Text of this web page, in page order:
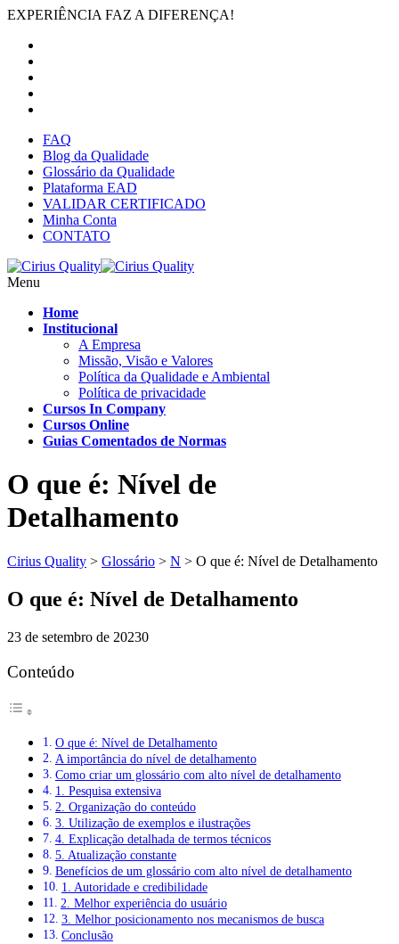
EXPERIÊNCIA FAZ A DIFERENÇA!
FAQ
Blog da Qualidade
Glossário da Qualidade
Plataforma EAD
VALIDAR CERTIFICADO
Minha Conta
CONTATO
Menu
Home
Institucional
A Empresa
Missão, Visão e Valores
Política da Qualidade e Ambiental
Política de privacidade
Cursos In Company
Cursos Online
Guias Comentados de Normas
O que é: Nível de
Detalhamento
Cirius Quality > Glossário > N > O que é: Nível de Detalhamento
O que é: Nível de Detalhamento
23 de setembro de 20230
Conteúdo
O que é: Nível de Detalhamento
A importância do nível de detalhamento
Como criar um glossário com alto nível de detalhamento
1. Pesquisa extensiva
2. Organização do conteúdo
3. Utilização de exemplos e ilustrações
4. Explicação detalhada de termos técnicos
5. Atualização constante
Benefícios de um glossário com alto nível de detalhamento
1. Autoridade e credibilidade
2. Melhor experiência do usuário
3. Melhor posicionamento nos mecanismos de busca
Conclusão